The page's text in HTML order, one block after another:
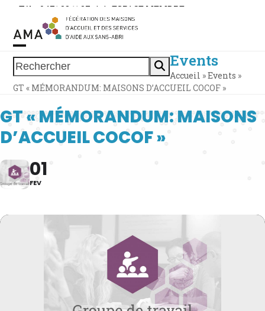
Skip
content
Tél. : 0471 38 11 37 | | ESPACE MEMBRE
Rechercher
Open
mobile
Close
mobile
Events
Accueil »Events »
GT « MÉMORANDUM: MAISONS D’ACCUEIL COCOF »
GT « MÉMORANDUM: MAISONS
D’ACCUEIL COCOF »
01
FEV